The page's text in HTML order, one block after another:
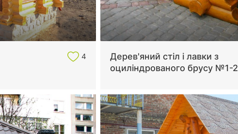
4
Дерев'яний стіл і лавки з
оциліндрованого брусу №1-2